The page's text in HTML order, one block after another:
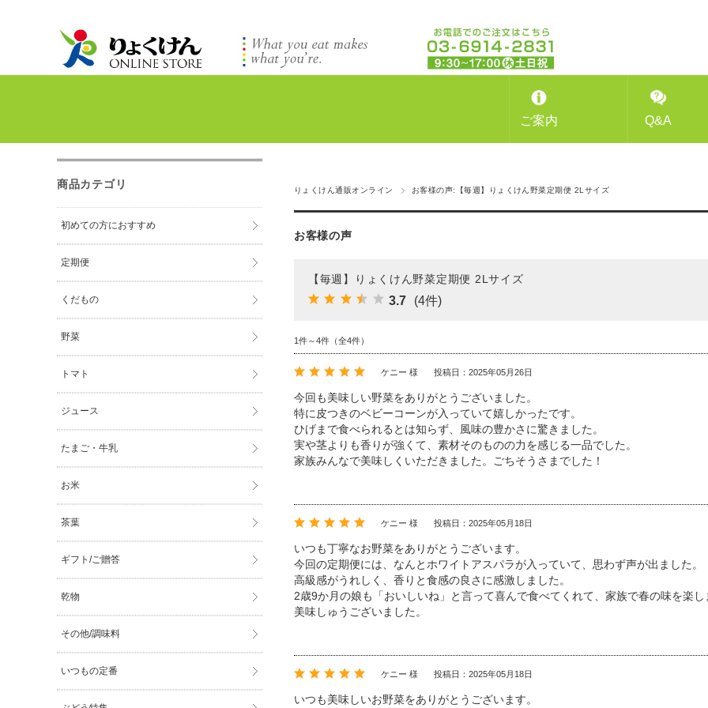
ご案内 Q&A
りょくけん通販オンライン お客様の声:【毎週】りょくけん野菜定期便 2Lサイズ
お客様の声
【毎週】りょくけん野菜定期便 2Lサイズ
3.7 (4件)
1件～4件（全4件）
ケニー 様 投稿日：2025年05月26日
今回も美味しい野菜をありがとうございました。
特に皮つきのベビーコーンが入っていて嬉しかったです。
ひげまで食べられるとは知らず、風味の豊かさに驚きました。
実や茎よりも香りが強くて、素材そのものの力を感じる一品でした。
家族みんなで美味しくいただきました。ごちそうさまでした！
ケニー 様 投稿日：2025年05月18日
いつも丁寧なお野菜をありがとうございます。
今回の定期便には、なんとホワイトアスパラが入っていて、思わず声が出ました。
高級感がうれしく、香りと食感の良さに感激しました。
2歳9か月の娘も「おいしいね」と言って喜んで食べてくれて、家族で春の味を楽し
美味しゅうございました。
ケニー 様 投稿日：2025年05月18日
いつも美味しいお野菜をありがとうございます。
商品カテゴリ
初めての方におすすめ
定期便
くだもの
野菜
トマト
ジュース
たまご・牛乳
お米
茶葉
ギフト/ご贈答
乾物
その他/調味料
いつもの定番